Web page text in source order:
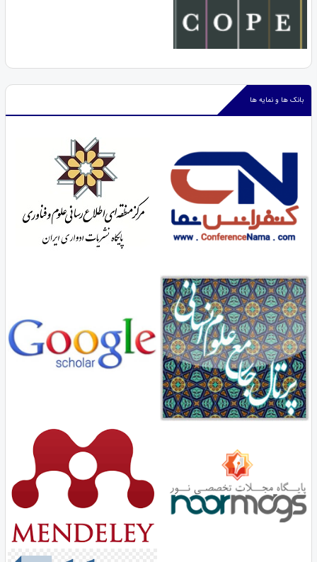
بانک ها و نمایه ها